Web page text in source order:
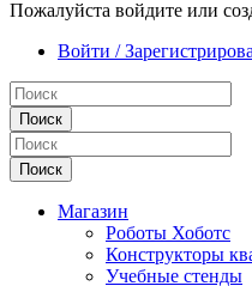
Пожалуйста войдите или
Войти /
Поиск
Поиск
Магазин
Роботы Хоботс
Конструкторы
Учебные стенды